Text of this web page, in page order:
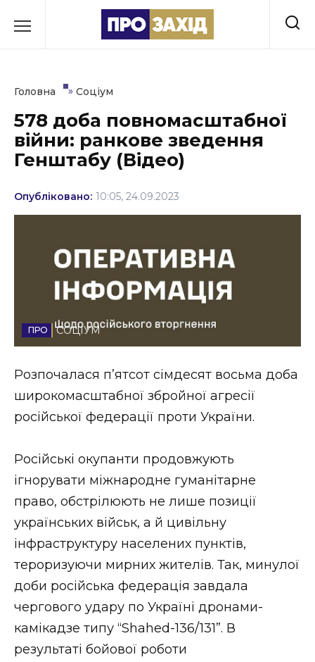
до
Культура
Освіта
Події
Соціум
Спорт
Стиль життя
Втрачений Ужгород (відеоверсія)
ЗАКАРПАТСЬКІ НОВИНИ
НОВИНИ ЗАХІДНОЇ УКРАЇНИ
ФОТО
ВІДЕО
Головна » Соціум
578 доба повномасштабної
війни: ранкове зведення
Генштабу (Відео)
Опубліковано: 10:05, 24.09.2023
СОЦІУМ
Розпочалася п’ятсот сімдесят восьма доба
широкомасштабної збройної агресії
російської федерації проти України.
Російські окупанти продовжують
ігнорувати міжнародне гуманітарне
право, обстрілюють не лише позиції
українських військ, а й цивільну
інфраструктуру населених пунктів,
тероризуючи мирних жителів. Так, минулої
доби російська федерація завдала
чергового удару по Україні дронами-
камікадзе типу “Shahed-136/131”. В
результаті бойової роботи